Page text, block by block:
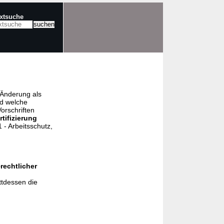
als
welche
Arbeitsschutz,
die